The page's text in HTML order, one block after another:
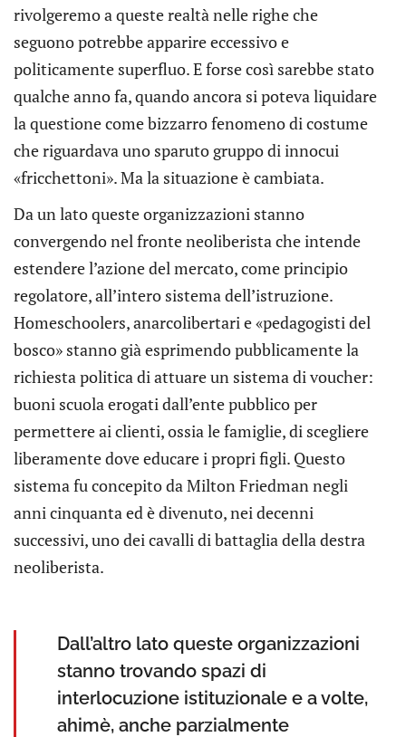
rivolgeremo a queste realtà nelle righe che
seguono potrebbe apparire eccessivo e
politicamente superfluo. E forse così sarebbe stato
qualche anno fa, quando ancora si poteva liquidare
la questione come bizzarro fenomeno di costume
che riguardava uno sparuto gruppo di innocui
«fricchettoni». Ma la situazione è cambiata.
Da un lato queste organizzazioni stanno
convergendo nel fronte neoliberista che intende
estendere l’azione del mercato, come principio
regolatore, all’intero sistema dell’istruzione.
Homeschoolers, anarcolibertari e «pedagogisti del
bosco» stanno già esprimendo pubblicamente la
richiesta politica di attuare un sistema di voucher:
buoni scuola erogati dall’ente pubblico per
permettere ai clienti, ossia le famiglie, di scegliere
liberamente dove educare i propri figli. Questo
sistema fu concepito da Milton Friedman negli
anni cinquanta ed è divenuto, nei decenni
successivi, uno dei cavalli di battaglia della destra
neoliberista.
Dall’altro lato queste organizzazioni
stanno trovando spazi di
interlocuzione istituzionale e a volte,
ahimè, anche parzialmente